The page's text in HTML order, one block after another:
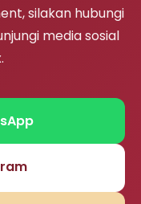
silakan hubungi
media sosial